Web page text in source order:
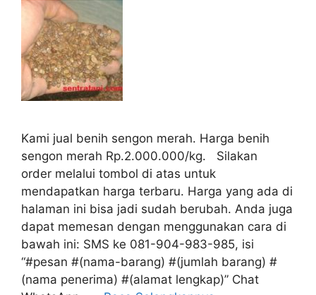
Kami jual benih sengon merah. Harga benih
sengon merah Rp.2.000.000/kg. Silakan
order melalui tombol di atas untuk
mendapatkan harga terbaru. Harga yang ada di
halaman ini bisa jadi sudah berubah. Anda juga
dapat memesan dengan menggunakan cara di
bawah ini: SMS ke 081-904-983-985, isi
“#pesan #(nama-barang) #(jumlah barang) #
(nama penerima) #(alamat lengkap)” Chat